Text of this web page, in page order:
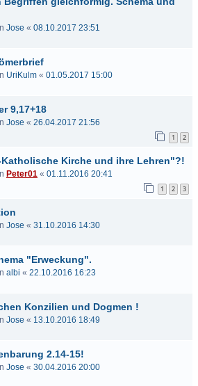
Jose « 08.10.2017 23:51
UriKulm « 01.05.2017 15:00
9,17+18
Jose « 26.04.2017 21:56
1 2
Kirche und ihre Lehren"?!
Peter01 « 01.11.2016 20:41
1 2 3
Jose « 31.10.2016 14:30
"Erweckung".
albi « 22.10.2016 16:23
Konzilien und Dogmen !
Jose « 13.10.2016 18:49
2.14-15!
Jose « 30.04.2016 20:00